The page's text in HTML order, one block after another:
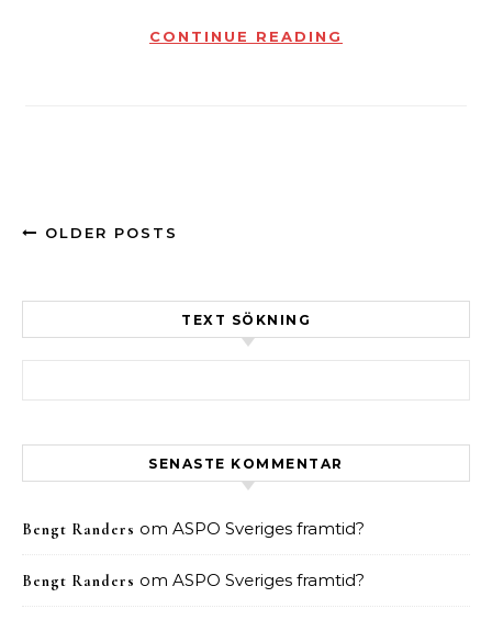
CONTINUE READING
OLDER POSTS
TEXT SÖKNING
SENASTE KOMMENTAR
Bengt Randers om ASPO Sveriges framtid?
Bengt Randers om ASPO Sveriges framtid?